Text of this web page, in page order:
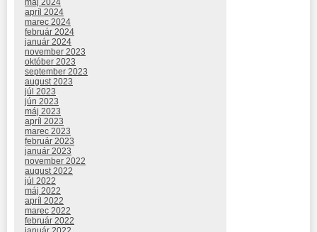
apríl 2024
marec 2024
február 2024
január 2024
november 2023
október 2023
september 2023
august 2023
júl 2023
jún 2023
máj 2023
apríl 2023
marec 2023
február 2023
január 2023
november 2022
august 2022
júl 2022
máj 2022
apríl 2022
marec 2022
február 2022